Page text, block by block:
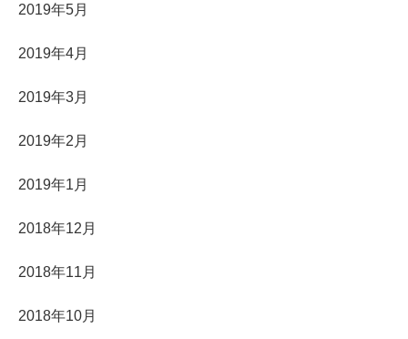
2019年5月
2019年4月
2019年3月
2019年2月
2019年1月
2018年12月
2018年11月
2018年10月